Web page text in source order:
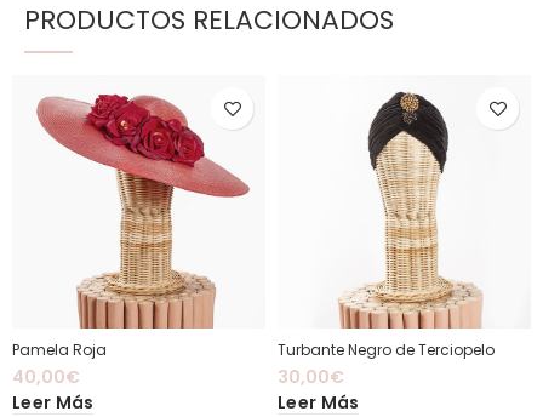
PRODUCTOS RELACIONADOS
Pamela Roja
40,00€
Leer Más
Turbante Negro de Terciopelo
30,00€
Leer Más